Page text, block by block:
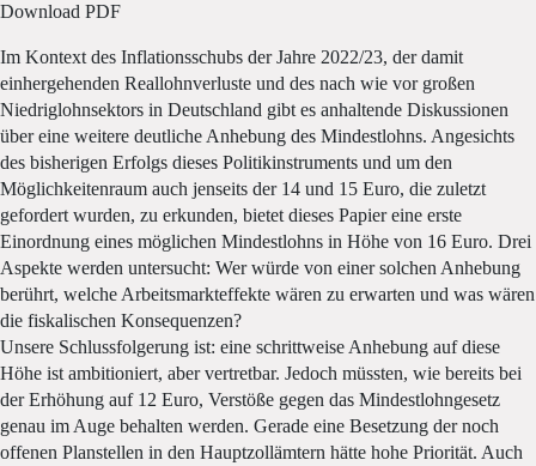
Download PDF
Im Kontext des Inflationsschubs der Jahre 2022/23, der damit
einhergehenden Reallohnverluste und des nach wie vor großen
Niedriglohnsektors in Deutschland gibt es anhaltende Diskussionen
über eine weitere deutliche Anhebung des Mindestlohns. Angesichts
des bisherigen Erfolgs dieses Politikinstruments und um den
Möglichkeitenraum auch jenseits der 14 und 15 Euro, die zuletzt
gefordert wurden, zu erkunden, bietet dieses Papier eine erste
Einordnung eines möglichen Mindestlohns in Höhe von 16 Euro. Drei
Aspekte werden untersucht: Wer würde von einer solchen Anhebung
berührt, welche Arbeitsmarkteffekte wären zu erwarten und was wären
die fiskalischen Konsequenzen?
Unsere Schlussfolgerung ist: eine schrittweise Anhebung auf diese
Höhe ist ambitioniert, aber vertretbar. Jedoch müssten, wie bereits bei
der Erhöhung auf 12 Euro, Verstöße gegen das Mindestlohngesetz
genau im Auge behalten werden. Gerade eine Besetzung der noch
offenen Planstellen in den Hauptzollämtern hätte hohe Priorität. Auch